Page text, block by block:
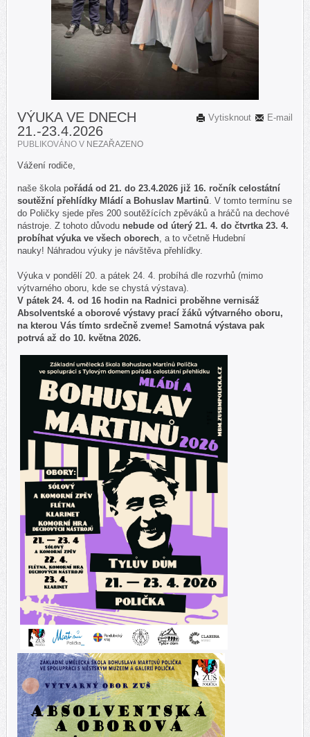
E-mail
Vytisknout
VÝUKA VE DNECH
21.-23.4.2026
PUBLIKOVÁNO V NEZAŘAZENO
Vážení rodiče,
naše škola pořádá od 21. do 23.4.2026 již 16. ročník celostátní
soutěžní přehlídky Mládí a Bohuslav Martinů. V tomto termínu se
do Poličky sjede přes 200 soutěžících zpěváků a hráčů na dechové
nástroje. Z tohoto důvodu nebude od úterý 21. 4. do čtvrtka 23. 4.
probíhat výuka ve všech oborech, a to včetně Hudební
nauky! Náhradou výuky je návštěva přehlídky.
Výuka v pondělí 20. a pátek 24. 4. probíhá dle rozvrhů (mimo
výtvarného oboru, kde se chystá výstava).
V pátek 24. 4. od 16 hodin na Radnici proběhne vernisáž
Absolventské a oborové výstavy prací žáků výtvarného oboru,
na kterou Vás tímto srdečně zveme! Samotná výstava pak
potrvá až do 10. května 2026.